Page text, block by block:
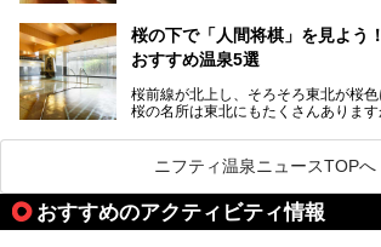
こだわりを持つ施設も増えています。
今回はそんな今話題のサウナが楽しめ
ススメ温泉・銭湯・スパを10件まと
桜の下で「人間将棋」を見よう
おすすめ温泉5選
桜前線が北上し、そろそろ東北が桜色
桜の名所は東北にもたくさんあります
舞鶴山の山頂まで軽いハイキングの
なんと「人間将棋」が行われているの
「人間将棋」とは昭和31年から毎年春
われている一大イベントで、甲冑や
ニフティ温泉ニュースTOPへ
おすすめのアクティビティ情報